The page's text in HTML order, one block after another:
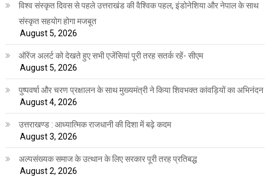
विश्व संस्कृत दिवस से पहले उत्तराखंड की वैश्विक पहल, इंडोनेशिया और नेपाल के साथ
संस्कृत सहयोग होगा मजबूत
August 5, 2026
ऑरेंज अलर्ट को देखते हुए सभी एजेंसियां पूरी तरह सतर्क रहें- सीएम
August 5, 2026
पुष्पवर्षा और चरण प्रक्षालन के साथ मुख्यमंत्री ने किया शिवभक्त कांवड़ियों का अभिनंदन
August 4, 2026
उत्तराखण्ड : आध्यात्मिक राजधानी की दिशा में बढ़े कदम
August 3, 2026
अल्पसंख्यक समाज के उत्थान के लिए सरकार पूरी तरह प्रतिबद्ध
August 2, 2026